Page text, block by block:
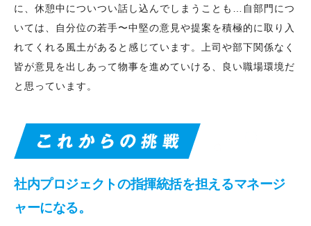
に、休憩中についつい話し込んでしまうことも…自部門につ
いては、自分位の若手〜中堅の意見や提案を積極的に取り入
れてくれる風土があると感じています。上司や部下関係なく
皆が意見を出しあって物事を進めていける、良い職場環境だ
と思っています。
社内プロジェクトの指揮統括を担えるマネージ
ャーになる。